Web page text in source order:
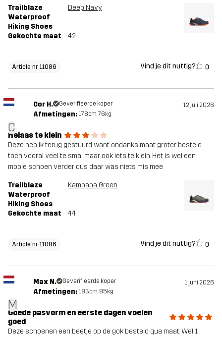
Trailblaze
Waterproof
Hiking Shoes
Deep Navy
Gekochte maat 42
Article nr 11086 Vind je dit nuttig? 0
C
Cor H. Geverifieerde koper 12 juli 2026
Afmetingen: 178cm, 76kg
Helaas te klein
Deze heb ik terug gestuurd want ondanks maat groter besteld
toch vooral veel te smal maar ook iets te klein. Het is wel een
mooie schoen verder dus daar was niets mis mee
Trailblaze
Waterproof
Hiking Shoes
Kambaba Green
Gekochte maat 44
Article nr 11086 Vind je dit nuttig? 0
M
Max N. Geverifieerde koper 1 juni 2026
Afmetingen: 183cm, 85kg
Goede pasvorm en eerste dagen voelen
goed
Deze schoenen een beetje op de gok besteld qua maat. Wel 1